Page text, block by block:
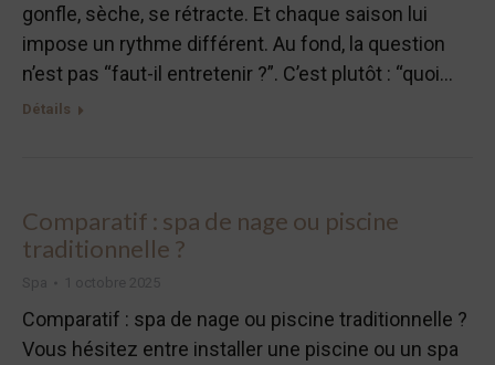
gonfle, sèche, se rétracte. Et chaque saison lui
impose un rythme différent. Au fond, la question
n’est pas “faut-il entretenir ?”. C’est plutôt : “quoi…
Détails
Comparatif : spa de nage ou piscine
traditionnelle ?
Comparatif : spa de nage ou piscine traditionnelle ?
Vous hésitez entre installer une piscine ou un spa